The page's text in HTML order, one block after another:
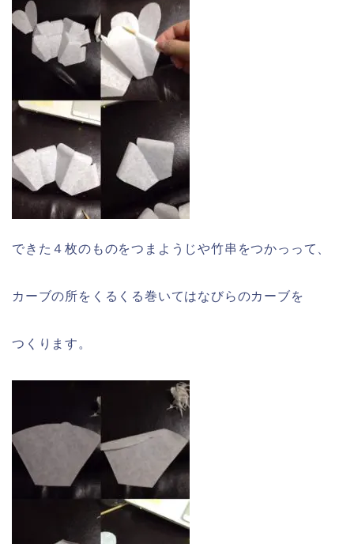
できた４枚のものをつまようじや竹串をつかっって、
カーブの所をくるくる巻いてはなびらのカーブを
つくります。